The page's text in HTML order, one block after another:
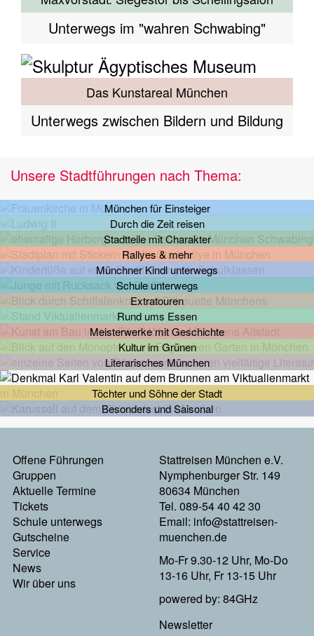
Unterwegs im "wahren Schwabing"
Das Kunstareal München
Unterwegs zwischen Bildern und Bildung
Unsere Stadtführungen nach Thema:
München für Einsteiger
Durch die Zeit reisen
Stadtteile mit Charakter
Rallyes & mehr
Münchner Kindl unterwegs
Schule unterwegs
Extratouren
Rund ums Essen
Meisterwerke mit Geschichte
Kultur im Grünen
Literarisches München
Töchter und Söhne der Stadt
Besonders und Saisonal
Footermenu
Links
Offene Führungen
Gruppen
Aktuelle Termine
Tickets
Schule unterwegs
Gutscheine
Service
News
Wir über uns
Stattreisen München e.V.
Nymphenburger Str. 149
80634 München
Tel. 089-54 40 42 30
Email: info@stattreisen-
muenchen.de
Mo-Fr 9.30-12 Uhr, Mo-Do
13-16 Uhr, Fr 13-15 Uhr
powered by: 84GHz
Newsletter